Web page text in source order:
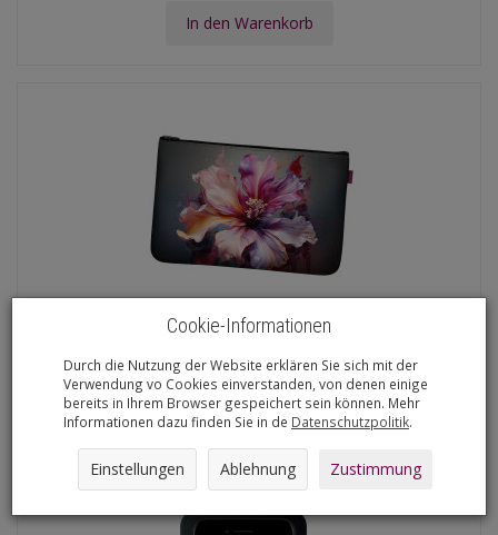
In den Warenkorb
Kosmetyczka Filcowa Pocket Livia Antracy...
€10,54
Cookie-Informationen
Durch die Nutzung der Website erklären Sie sich mit der
Verwendung vo Cookies einverstanden, von denen einige
bereits in Ihrem Browser gespeichert sein können. Mehr
Informationen dazu finden Sie in de Datenschutzpolitik.
Einstellungen Ablehnung Zustimmung